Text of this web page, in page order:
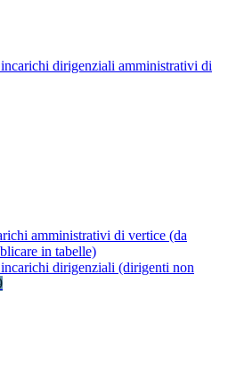
dirigenziali amministrativi di
amministrativi di vertice (da
in tabelle)
dirigenziali (dirigenti non